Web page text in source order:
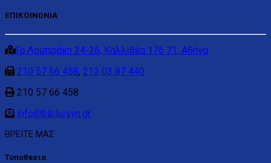
ΕΠΙΚΟΙΝΩΝΙΑ
Γρ.Λαμπράκη 24-26, Καλλιθέα 176 71, Αθήνα
210 57 66 458, 213 03 87 440
210 57 66 458
info@bibliosyn.gr
ΒΡΕΙΤΕ ΜΑΣ
Τοποθεσια